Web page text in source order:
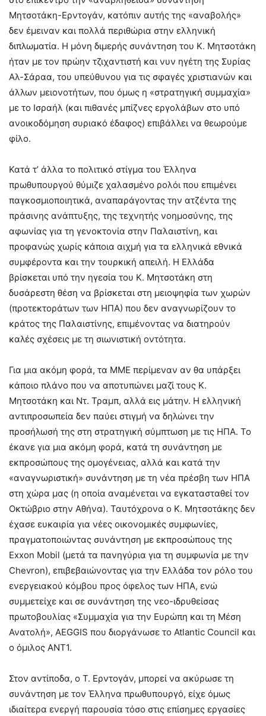
Μητσοτάκη-Ερντογάν, κατόπιν αυτής της «αναβολής»
δεν έμειναν και πολλά περιθώρια στην ελληνική
διπλωματία. Η μόνη διμερής συνάντηση του Κ. Μητσοτάκη
ήταν με τον πρώην τζιχαντιστή και νυν ηγέτη της Συρίας
Αλ-Σάραα, του υπεύθυνου για τις σφαγές χριστιανών και
άλλων μειονοτήτων, που όμως η «στρατηγική συμμαχία»
με το Ισραήλ (και πιθανές μπίζνες εργολάβων στο υπό
ανοικοδόμηση συριακό έδαφος) επιβάλλει να θεωρούμε
φίλο.
Κατά τ’ άλλα το πολιτικό στίγμα του Έλληνα
πρωθυπουργού θύμιζε χαλασμένο ρολόι που επιμένει
παγκοσμιοποιητικά, αναπαράγοντας την ατζέντα της
πράσινης ανάπτυξης, της τεχνητής νοημοσύνης, της
αφωνίας για τη γενοκτονία στην Παλαιστίνη, και
προφανώς χωρίς κάποια αιχμή για τα ελληνικά εθνικά
συμφέροντα και την τουρκική απειλή. Η Ελλάδα
βρίσκεται υπό την ηγεσία του Κ. Μητσοτάκη στη
δυσάρεστη θέση να βρίσκεται στη μειοψηφία των χωρών
(προτεκτοράτων των ΗΠΑ) που δεν αναγνωρίζουν το
κράτος της Παλαιστίνης, επιμένοντας να διατηρούν
καλές σχέσεις με τη σιωνιστική οντότητα.
Για μια ακόμη φορά, τα ΜΜΕ περίμεναν αν θα υπάρξει
κάποιο πλάνο που να αποτυπώνει μαζί τους Κ.
Μητσοτάκη και Ντ. Τραμπ, αλλά εις μάτην. Η ελληνική
αντιπροσωπεία δεν παύει στιγμή να δηλώνει την
προσήλωσή της στη στρατηγική σύμπτωση με τις ΗΠΑ. Το
έκανε για μια ακόμη φορά, κατά τη συνάντηση με
εκπροσώπους της ομογένειας, αλλά και κατά την
«αναγνωριστική» συνάντηση με τη νέα πρέσβη των ΗΠΑ
στη χώρα μας (η οποία αναμένεται να εγκατασταθεί τον
Οκτώβριο στην Αθήνα). Ταυτόχρονα ο Κ. Μητσοτάκης δεν
έχασε ευκαιρία για νέες οικονομικές συμφωνίες,
πραγματοποιώντας συνάντηση με εκπροσώπους της
Exxon Mobil (μετά τα πανηγύρια για τη συμφωνία με την
Chevron), επιβεβαιώνοντας για την Ελλάδα τον ρόλο του
ενεργειακού κόμβου προς όφελος των ΗΠΑ, ενώ
συμμετείχε και σε συνάντηση της νεο-ιδρυθείσας
πρωτοβουλίας «Συμμαχία για την Ευρώπη και τη Μέση
Ανατολή», ΑΕGGIS που διοργάνωσε το Atlantic Council και
ο όμιλος ANT1.
Στον αντίποδα, ο Τ. Ερντογάν, μπορεί να ακύρωσε τη
συνάντηση με τον Έλληνα πρωθυπουργό, είχε όμως
ιδιαίτερα ενεργή παρουσία τόσο στις επίσημες εργασίες